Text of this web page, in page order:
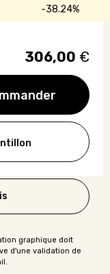
38.24%
306,00 €